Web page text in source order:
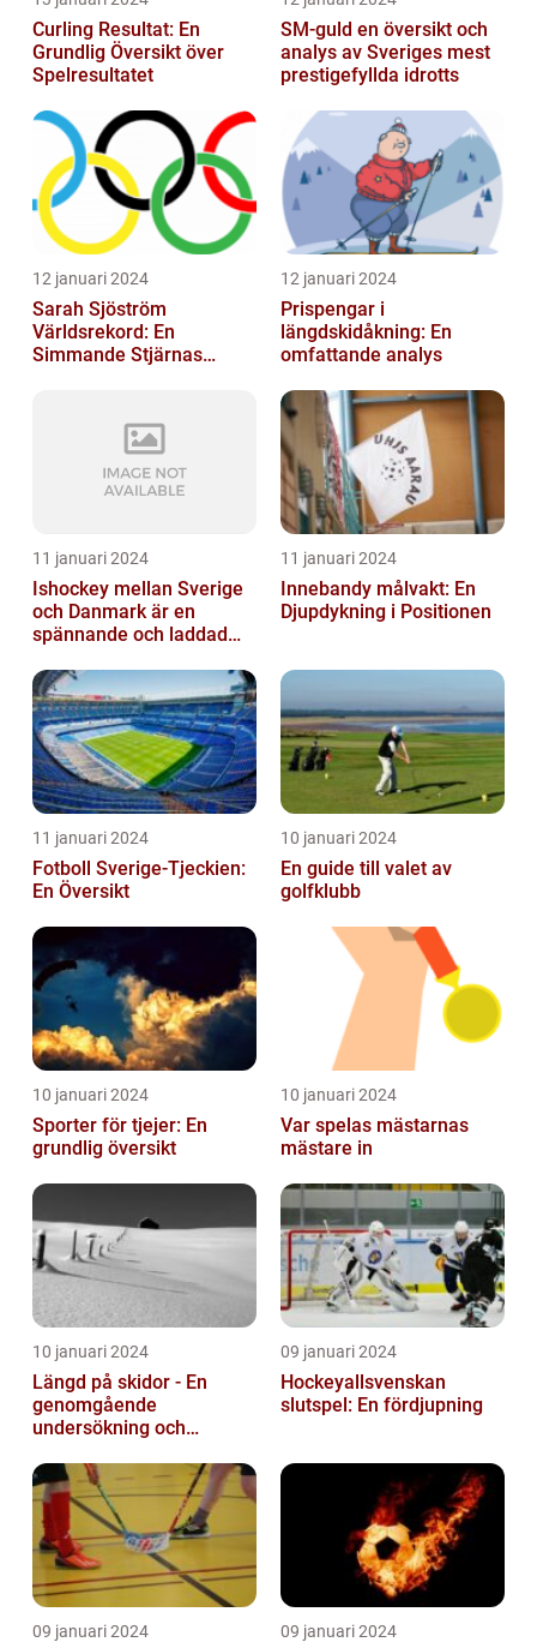
Curling Resultat: En
Grundlig Översikt över
Spelresultatet
SM-guld en översikt och
analys av Sveriges mest
prestigefyllda idrotts
12 januari 2024
Sarah Sjöström
Världsrekord: En
Simmande Stjärnas
12 januari 2024
Prispengar i
längdskidåkning: En
omfattande analys
11 januari 2024
Ishockey mellan Sverige
och Danmark är en
spännande och laddad
historia
11 januari 2024
Innebandy målvakt: En
Djupdykning i Positionen
11 januari 2024
Fotboll Sverige-Tjeckien:
En Översikt
10 januari 2024
En guide till valet av
golfklubb
10 januari 2024
Sporter för tjejer: En
grundlig översikt
10 januari 2024
Var spelas mästarnas
mästare in
10 januari 2024
Längd på skidor - En
genomgående
undersökning och
09 januari 2024
Hockeyallsvenskan
slutspel: En fördjupning
09 januari 2024 09 januari 2024